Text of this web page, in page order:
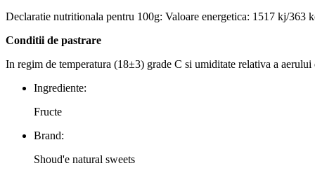
Declaratie nutritionala pentru 100g: Valoare energetica: 1517 kj/363
Conditii de pastrare
In regim de temperatura (18±3) grade C si umiditate relativa a
Ingrediente:
Fructe
Brand:
Shoud'e natural sweets